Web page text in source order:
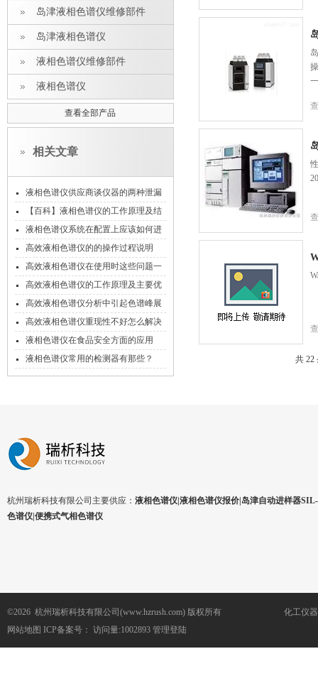
岛津液相色谱仪维修部件
岛津液相色谱仪
液相色谱仪维修部件
液相色谱仪
查看全部产品
相关文章
液相色谱仪供应商谈仪器的两种泄漏
问题
【百科】液相色谱仪的工作原理及结
构系统
液相色谱仪系统在配置上应该如何进
行操作？
高效液相色谱仪的的操作过程说明
高效液相色谱仪在使用时这些问题一
定要注意！
高效液相色谱仪的工作原理及主要优
点
高效液相色谱仪分析中引起色谱峰展
宽的因素
高效液相色谱仪重现性不好怎么解决
?
液相色谱仪在食品安全方面的应用
液相色谱仪常用的检测器有那些？
共
杭州瑞析科技有限公司主要供应： 液相色谱仪|液相色谱仪报价|岛津自动进样器
色谱仪|便携式气相色谱仪
©2026 杭州瑞析科技有限公司(www.hzrush.com) 版权所有
网站地图 ICP备案号： 访问量:1002893 管理登陆
化工仪